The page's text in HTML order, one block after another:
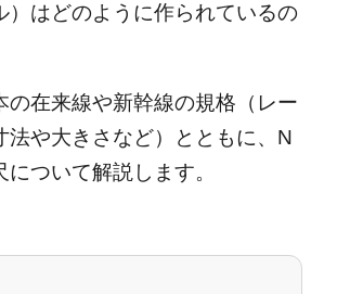
）はどのように作られているの
の在来線や新幹線の規格（レー
法や大きさなど）とともに、N
ついて解説します。